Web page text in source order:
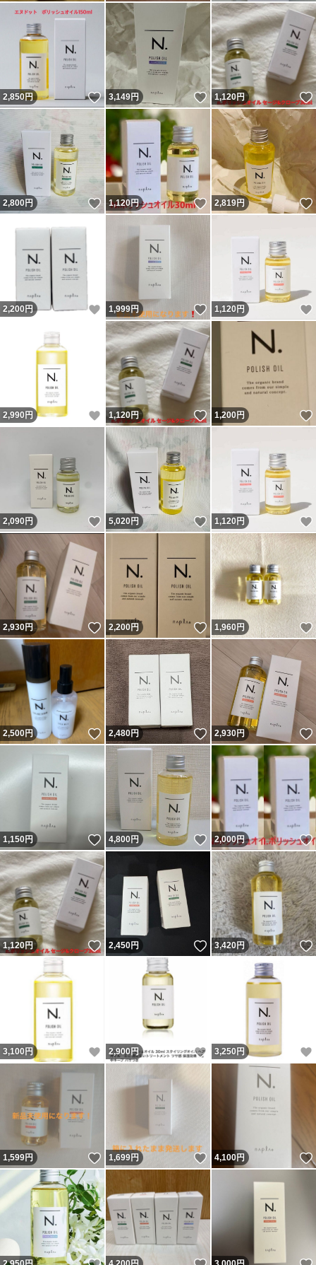
2,850円 いいね！
3,149円 いいね！
1,120円
2,800円 いいね！
1,120円 いいね！
2,819円
2,200円 いいね！
1,999円 いいね！
1,120 円
2,990 円 いいね！
1,120円 いいね！
1,200円
2,090円 いいね！
5,020円 いいね！
1,120 円
2,930円 いいね！
2,200円 いいね！
1,960円
2,500円 いいね！
2,480円 いいね！
2,930円
1,150円 いいね！
4,800円 いいね！
2,000円
1,120円 いいね！
2,450円 いいね！
3,420円
3,100 円 いいね！
2,900円 いいね！
3,250 円
1,599円 いいね！
1,699円 いいね！
4,100円